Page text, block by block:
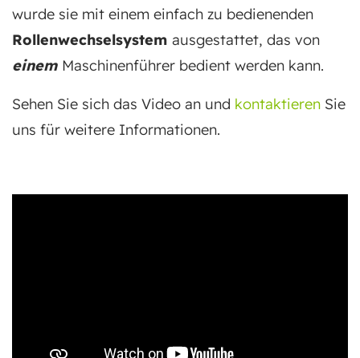
wurde sie mit einem einfach zu bedienenden
Rollenwechselsystem ausgestattet, das von
einem Maschinenführer bedient werden kann.
Sehen Sie sich das Video an und kontaktieren Sie
uns für weitere Informationen.